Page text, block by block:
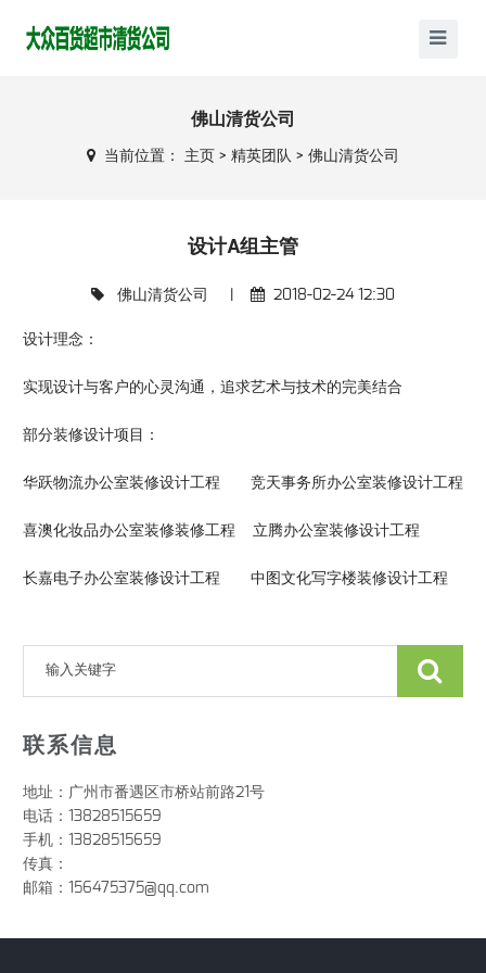
佛山清货公司
当前位置： 主页 > 精英团队 > 佛山清货公司
设计A组主管
佛山清货公司 2018-02-24 12:30
设计理念：
实现设计与客户的心灵沟通，追求艺术与技术的完美结合
部分装修设计项目：
华跃物流办公室装修设计工程 竞天事务所办公室装修设计工程
喜澳化妆品办公室装修装修工程 立腾办公室装修设计工程
长嘉电子办公室装修设计工程 中图文化写字楼装修设计工程
联系信息
地址：广州市番遇区市桥站前路21号
电话：13828515659
手机：13828515659
传真：
邮箱：156475375@qq.com